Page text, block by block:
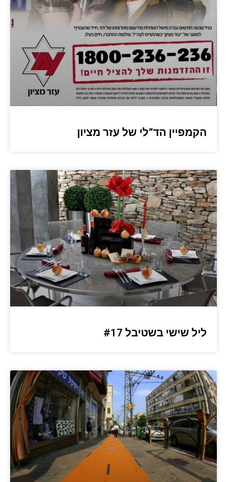
הקמפיין הד”לי של עזר מציון
ליל שישי בשטיבל #17